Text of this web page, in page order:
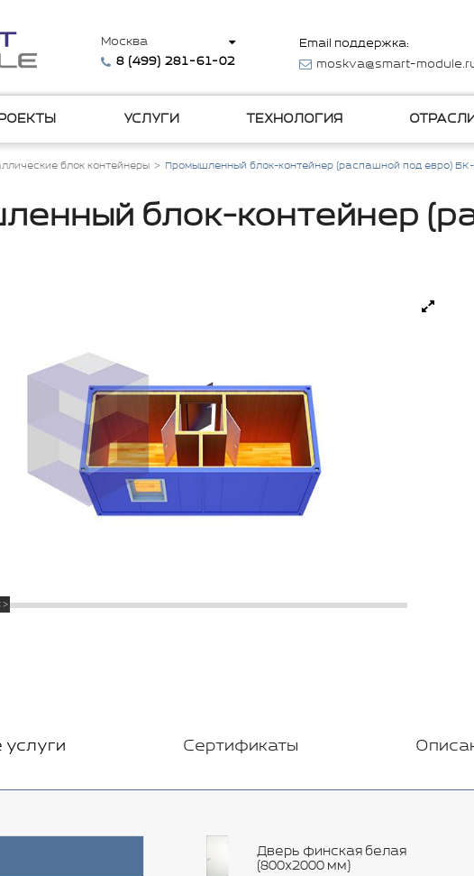
Москва
8 (499) 281-61-02
Email поддержка:
moskva@smart-
УСЛУГИ ТЕХНОЛОГИЯ ОТРАСЛИ
блок контейнеры Промышленный блок-контейнер (распашной под евро)
блок-контейнер
Сертификаты
Дверь финская белая
(800х2000 мм)